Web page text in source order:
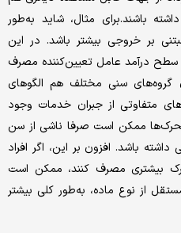
باشند.برای مثال، شاید به‌طور
بر خروجی بیشتر باشد. در این
درآمد عامل تعیین‌کننده مصرف
سنی مختلف هم الگوهای
متفاوتی از جبران خدمات وجود
ممکن است صرفا ناشی از سن
باشد. افزون بر این، اگر افراد
بیشتری مصرف کنند، ممکن است
از نوع ماده، به‌طور کلی بیشتر